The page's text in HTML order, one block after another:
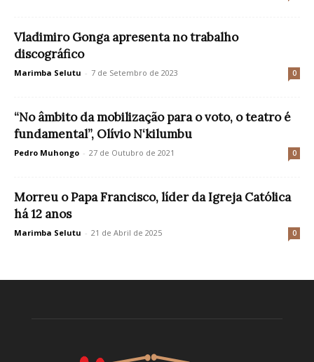
Vladimiro Gonga apresenta no trabalho
discográfico
Marimba Selutu - 7 de Setembro de 2023 0
“No âmbito da mobilização para o voto, o teatro é
fundamental”, Olívio N‘kilumbu
Pedro Muhongo - 27 de Outubro de 2021 0
Morreu o Papa Francisco, líder da Igreja Católica
há 12 anos
Marimba Selutu - 21 de Abril de 2025 0